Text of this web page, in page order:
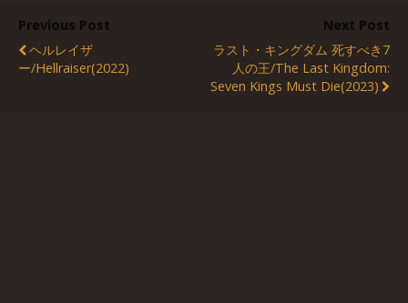
Previous Post
ヘルレイザ
ー/Hellraiser(2022)
Next Post
ラスト・キングダム 死すべき7
人の王/The Last Kingdom:
Seven Kings Must Die(2023)